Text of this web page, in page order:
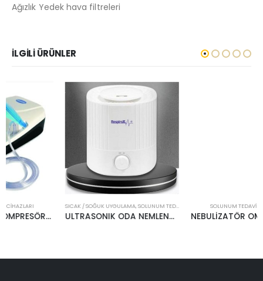
Ağızlık Yedek hava filtreleri
İLGILI ÜRÜNLER
SICAK / SOĞUK UYGULAMA ,SOLUNUM TEDAVI CIHAZLARI
ULTRASONIK ODA NEMLENDİRİCİ RESPİROX 2.5 LT
SOLUNUM TEDAVI CIHAZLARI
NEBULİZATÖR OMBRA TRUDELL